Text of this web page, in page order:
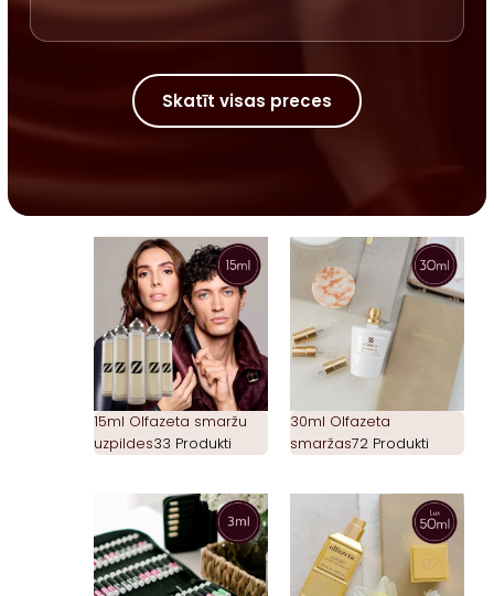
Skatīt visas preces
15ml Olfazeta smaržu
uzpildes33 Produkti
30ml Olfazeta
smaržas72 Produkti